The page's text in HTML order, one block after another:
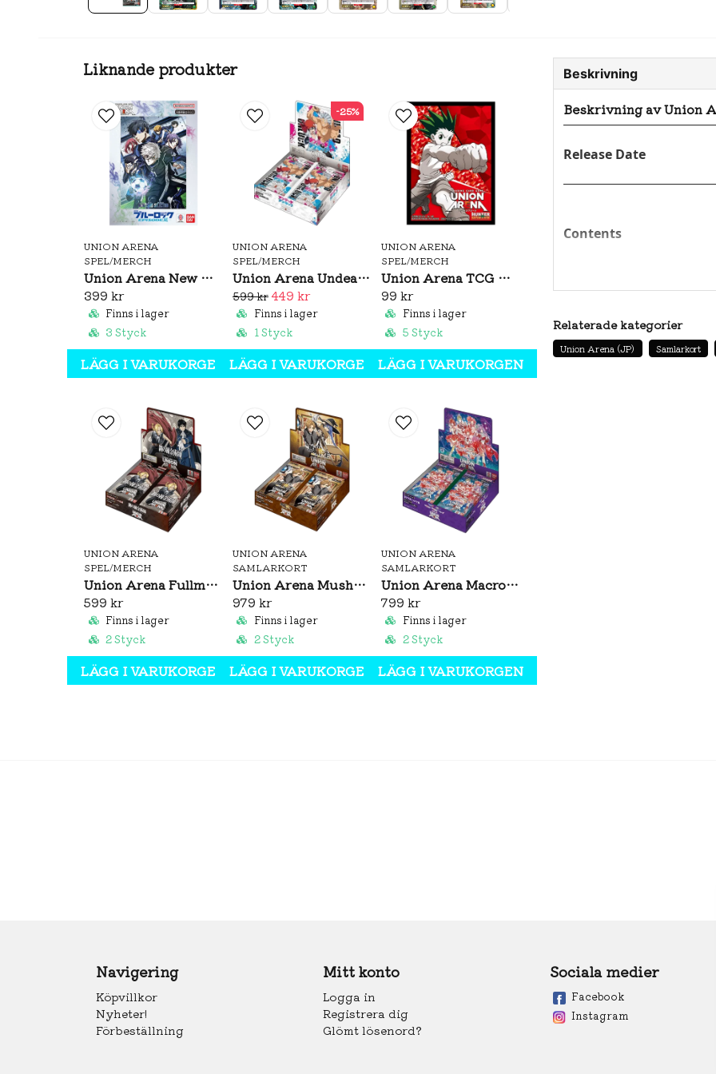
Liknande produkter
UNION ARENA
SPEL/MERCH
Union Arena New Card Selection Blue Lock -Episode Nagi- Promo Cards
399 kr
Finns i lager
3 Styck
LÄGG I VARUKORGEN
UNION ARENA
SPEL/MERCH
Union Arena Undead Unluck Booster Box (JP)
599 kr 449 kr
Finns i lager
1 Styck
LÄGG I VARUKORGEN
-25%
UNION ARENA
SPEL/MERCH
Union Arena TCG Official Card Sleeves: Hunter X Hunter
99 kr
Finns i lager
5 Styck
LÄGG I VARUKORGEN
UNION ARENA
SPEL/MERCH
Union Arena Fullmetal Alchemist Brotherhood Booster Box (JP)
599 kr
Finns i lager
2 Styck
LÄGG I VARUKORGEN
UNION ARENA
SAMLARKORT
Union Arena Mushoku Tensei: Jobless Reincarnation Booster Box (JP)
979 kr
Finns i lager
2 Styck
LÄGG I VARUKORGEN
UNION ARENA
SAMLARKORT
Union Arena Macross Series Vol. 2 Booster Box (JP)
799 kr
Finns i lager
2 Styck
LÄGG I VARUKORGEN
Beskrivning
Beskrivning av Union
Release Date
Contents
Relaterade kategorier
Union Arena (JP) Samlarkort
Navigering
Köpvillkor
Nyheter!
Förbeställning
Mitt konto
Logga in
Registrera dig
Glömt lösenord?
Sociala medier
Facebook
Instagram